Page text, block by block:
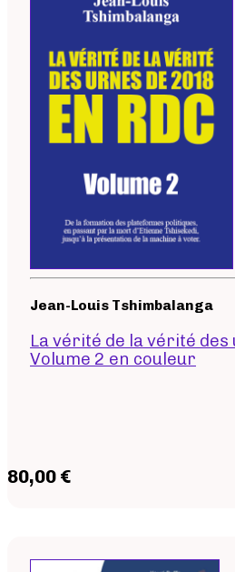
Jean-Louis Tshimbalanga
La vérité de la vérité des
Volume 2 en couleur
80,00 €